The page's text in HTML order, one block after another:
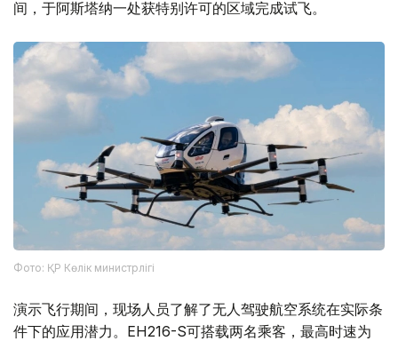
间，于阿斯塔纳一处获特别许可的区域完成试飞。
Фото: ҚР Көлік министрлігі
演示飞行期间，现场人员了解了无人驾驶航空系统在实际条
件下的应用潜力。EH216-S可搭载两名乘客，最高时速为